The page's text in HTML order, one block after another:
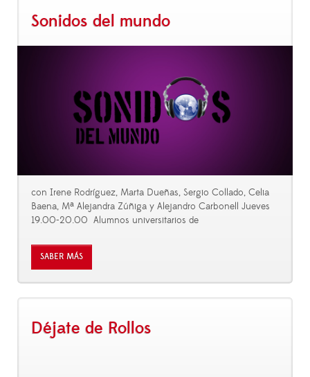
Sonidos del mundo
con Irene Rodríguez, Marta Dueñas, Sergio Collado, Celia
Baena, Mª Alejandra Zúñiga y Alejandro Carbonell Jueves
19.00-20.00 Alumnos universitarios de
SABER MÁS
Déjate de Rollos